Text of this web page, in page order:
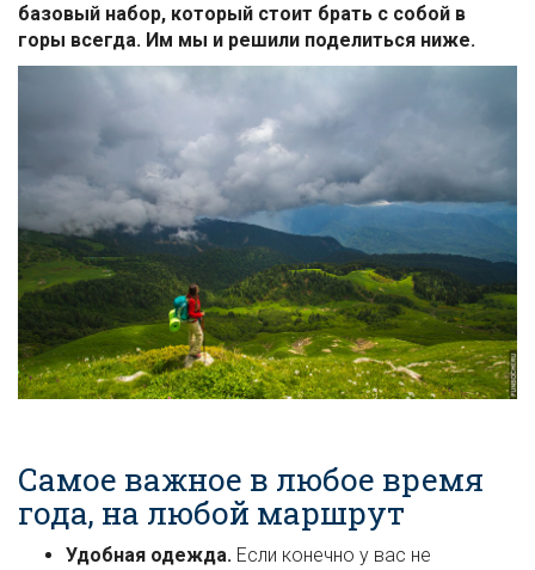
базовый набор, который стоит брать с собой в
горы всегда. Им мы и решили поделиться ниже.
Самое важное в любое время
года, на любой маршрут
Удобная одежда. Если конечно у вас не